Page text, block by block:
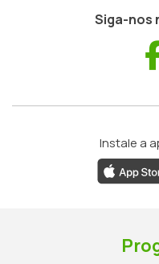
Siga-nos
Instale a